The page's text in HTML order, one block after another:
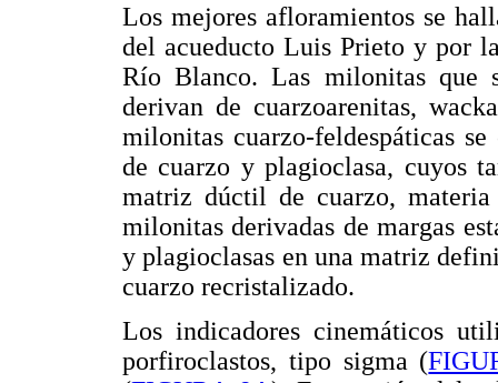
Los mejores afloramientos se
del acueducto Luis Prieto y por
Río Blanco. Las milonitas que
derivan de cuarzoarenitas,
milonitas cuarzo-feldespáticas
de cuarzo y plagioclasa, cuyos
matriz dúctil de cuarzo,
milonitas derivadas de margas
y plagioclasas en una matriz
cuarzo recristalizado.
Los indicadores cinemáticos
porfiroclastos, tipo sigma (